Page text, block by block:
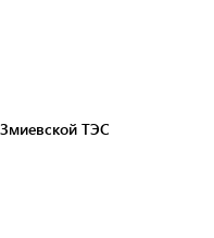
ТЭС